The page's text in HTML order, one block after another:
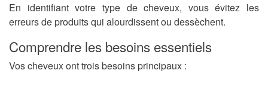
En identifiant votre type de cheveux, vous évitez les
erreurs de produits qui alourdissent ou dessèchent.
Comprendre les besoins essentiels
Vos cheveux ont trois besoins principaux :